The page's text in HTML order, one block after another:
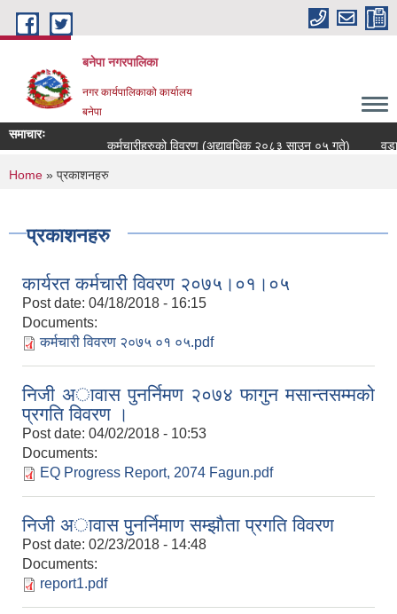
Skip to main content
बनेपा नगरपालिका
नगर कार्यपालिकाको कार्यालय
बनेपा
समाचारः
कर्मचारीहरुको विवरण (अद्यावधिक २०८३ साउन ०५ गते)
वडा
You are here
Home » प्रकाशनहरु
प्रकाशनहरु
कार्यरत कर्मचारी विवरण २०७५।०१।०५
Post date: 04/18/2018 - 16:15
Documents:
कर्मचारी विवरण २०७५ ०१ ०५.pdf
निजी अावास पुनर्निमण २०७४ फागुन मसान्तसम्मको
प्रगति विवरण ।
Post date: 04/02/2018 - 10:53
Documents:
EQ Progress Report, 2074 Fagun.pdf
निजी अावास पुनर्निमाण सम्झाैता प्रगति विवरण
Post date: 02/23/2018 - 14:48
Documents:
report1.pdf